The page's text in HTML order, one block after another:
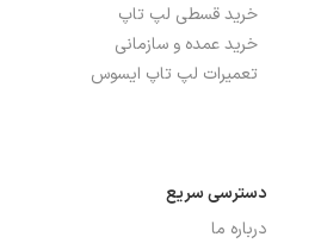
خرید قسطی لپ تاپ
خرید عمده و سازمانی
تعمیرات لپ تاپ ایسوس
دسترسی سریع
درباره ما